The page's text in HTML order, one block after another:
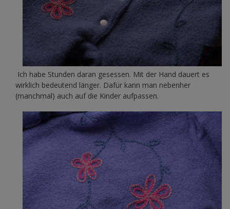
Ich habe Stunden daran gesessen. Mit der Hand dauert es
wirklich bedeutend länger. Dafür kann man nebenher
(manchmal) auch auf die Kinder aufpassen.